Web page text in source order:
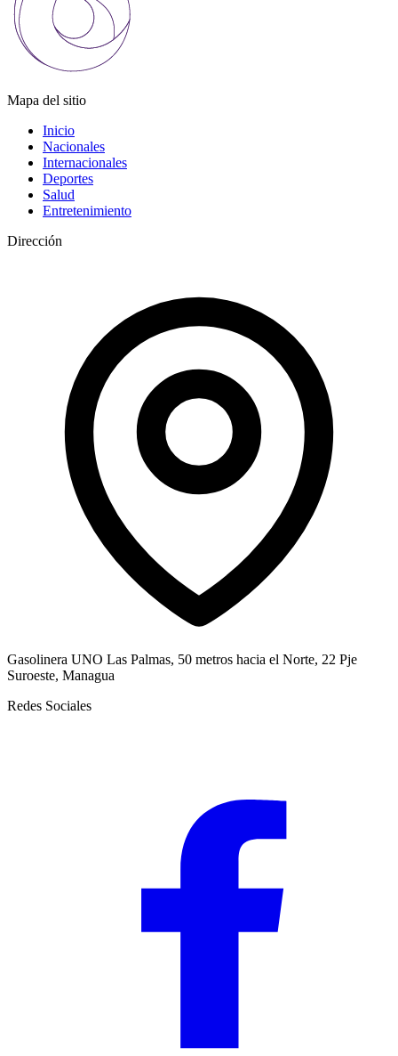
Mapa del sitio
Inicio
Nacionales
Internacionales
Deportes
Salud
Entretenimiento
Dirección
Gasolinera UNO Las Palmas, 50 metros hacia el Norte, 22 Pje
Suroeste, Managua
Redes Sociales